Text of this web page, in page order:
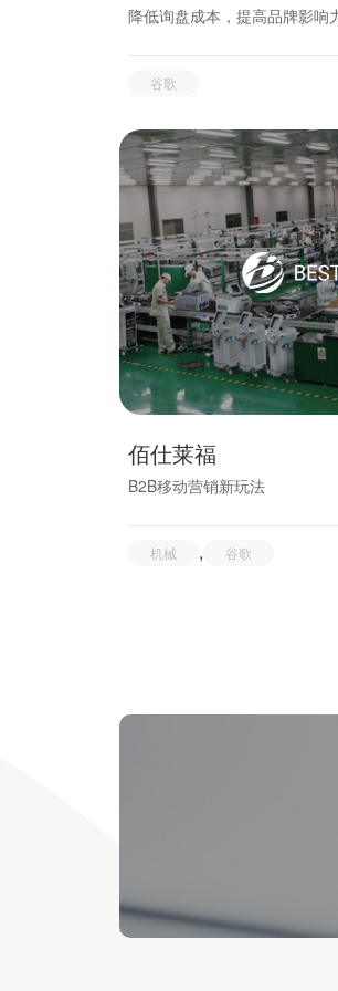
降低询盘成本，提高品牌影响
谷歌
佰仕莱福
B2B移动营销新玩法
机械 , 谷歌